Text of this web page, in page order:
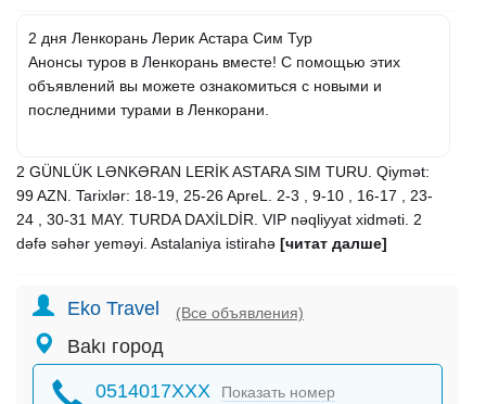
2 дня Ленкорань Лерик Астара Сим Тур
Анонсы туров в Ленкорань вместе! С помощью этих
объявлений вы можете ознакомиться с новыми и
последними турами в Ленкорани.
2 GÜNLÜK LƏNKƏRAN LERİK ASTARA SIM TURU. Qiymət:
99 AZN. Tarixlər: 18-19, 25-26 ApreL. 2-3 , 9-10 , 16-17 , 23-
24 , 30-31 MAY. TURDA DAXİLDİR. VIP nəqliyyat xidməti. 2
dəfə səhər yeməyi. Astalaniya istirahə [читат далше]
Eko Travel (Все объявления)
Bakı город
0514017XXX Показать номер